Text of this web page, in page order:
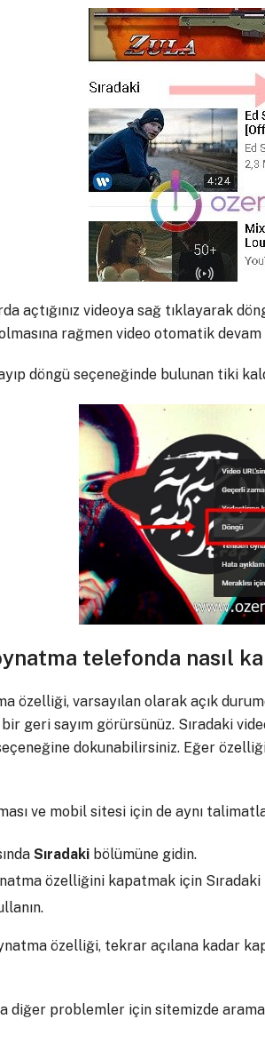
açtığınız videoya sağ tıklayarak
rağmen video otomatik
döngü seçeneğinde bulunan tiki
telefonda nasıl
özelliği, varsayılan olarak açık
geri sayım görürsünüz. Sıradaki
dokunabilirsiniz. Eğer
ve mobil sitesi için de aynı
Sıradakibölümüne gidin.
özelliğini kapatmak için Sıradaki
özelliği, tekrar açılana kadar
diğer problemler için sitemizde